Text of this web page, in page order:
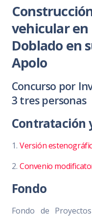
vehicular en
Doblado en
Apolo
Concurso por
3 tres personas
Contratación
1. Versión
2. Convenio
Fondo
Fondo de